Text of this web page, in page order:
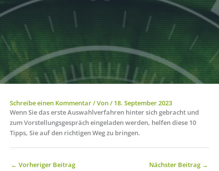
Schreibe einen Kommentar/ Von/ 18. September 2023
Wenn Sie das erste Auswahlverfahren hinter sich gebracht und
zum Vorstellungsgespräch eingeladen werden, helfen diese 10
Tipps, Sie auf den richtigen Weg zu bringen.
← Vorheriger Beitrag Nächster Beitrag →